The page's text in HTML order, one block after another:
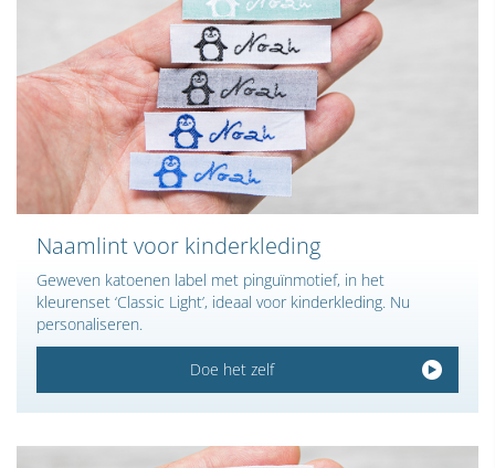
Naamlint voor kinderkleding
Geweven katoenen label met pinguïn­motief, in het
kleurenset ‘Classic Light’, ideaal voor kinderkleding. Nu
personaliseren.
Doe het zelf